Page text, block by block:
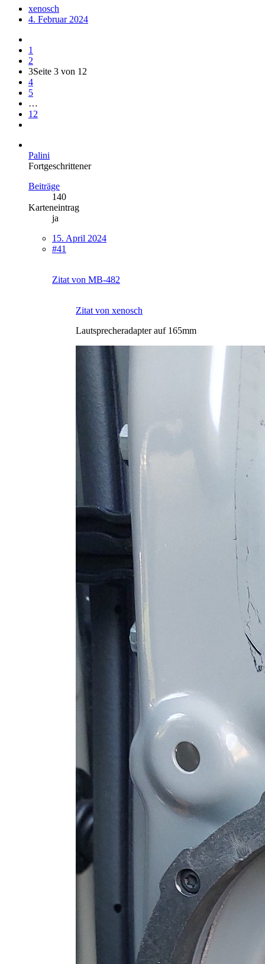
xenosch
4. Februar 2024
1
2
3Seite 3 von 12
4
5
…
12
Palini
Fortgeschrittener
Beiträge
140
Karteneintrag
ja
15. April 2024
#41
Zitat von MB-482
Zitat von xenosch
Lautsprecheradapter auf 165mm